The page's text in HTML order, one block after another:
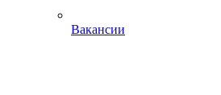
Вакансии